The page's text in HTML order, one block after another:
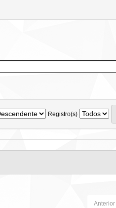
Registro(s)
Anterior